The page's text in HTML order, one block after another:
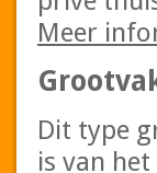
Meer
Dit type
is van het